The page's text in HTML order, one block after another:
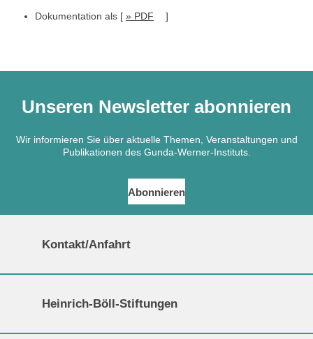
Dokumentation als [ » PDF ]
Unseren Newsletter abonnieren
Wir informieren Sie über aktuelle Themen, Veranstaltungen und
Publikationen des Gunda-Werner-Instituts.
Abonnieren
Kontakt/Anfahrt
Fon: (030) 285 34 - 0
Heinrich-Böll-Stiftungen